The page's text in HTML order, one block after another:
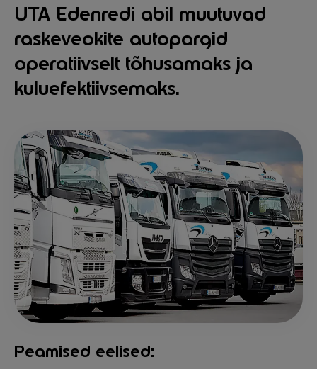
UTA Edenredi abil muutuvad
raskeveokite autopargid
operatiivselt tõhusamaks ja
kuluefektiivsemaks.
Peamised eelised: